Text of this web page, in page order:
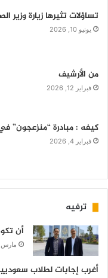
تساؤلات تثيرها زيارة وزير
يونيو 10, 2026
من الأرشيف
فبراير 12, 2026
كيفه : مبادرة “منزعجون”
فبراير 4, 2026
ترفيه
أن
مارس 3, 2022
أغرب إجابات لطلاب سعوديين